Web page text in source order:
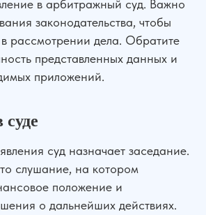
в арбитражный суд. Важно
законодательства, чтобы
в рассмотрении дела. Обратите
представленных данных и
приложений.
суд назначает заседание.
слушание, на котором
положение и
о дальнейших действиях.